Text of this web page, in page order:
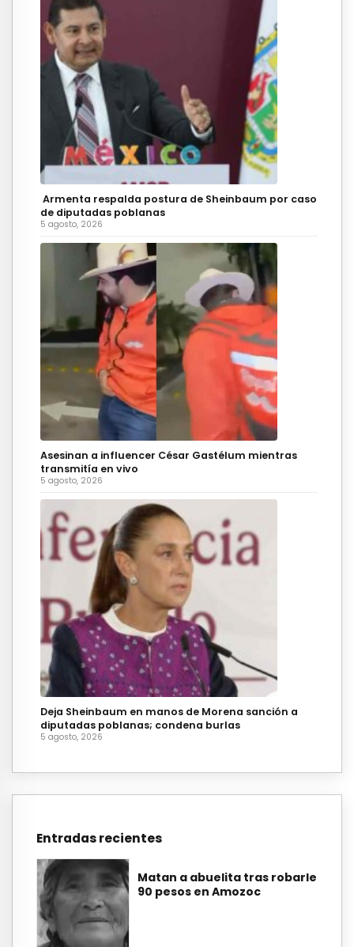
Armenta respalda postura de Sheinbaum por caso
de diputadas poblanas
5 agosto, 2026
Asesinan a influencer César Gastélum mientras
transmitía en vivo
5 agosto, 2026
Deja Sheinbaum en manos de Morena sanción a
diputadas poblanas; condena burlas
5 agosto, 2026
Entradas recientes
Matan a abuelita tras robarle
90 pesos en Amozoc